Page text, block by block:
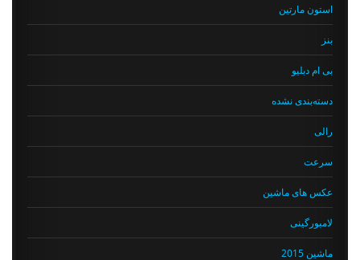
استون مارتین
بی ام دبلیو
دسته‌بندی نشده
رالی
سرعت
عکس های ماشین
لامبورگینی
ماشین 2015